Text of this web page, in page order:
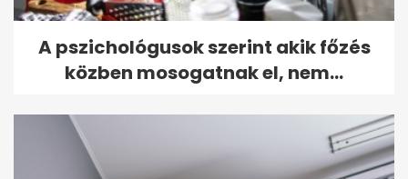
A pszichológusok szerint akik főzés
közben mosogatnak el, nem...